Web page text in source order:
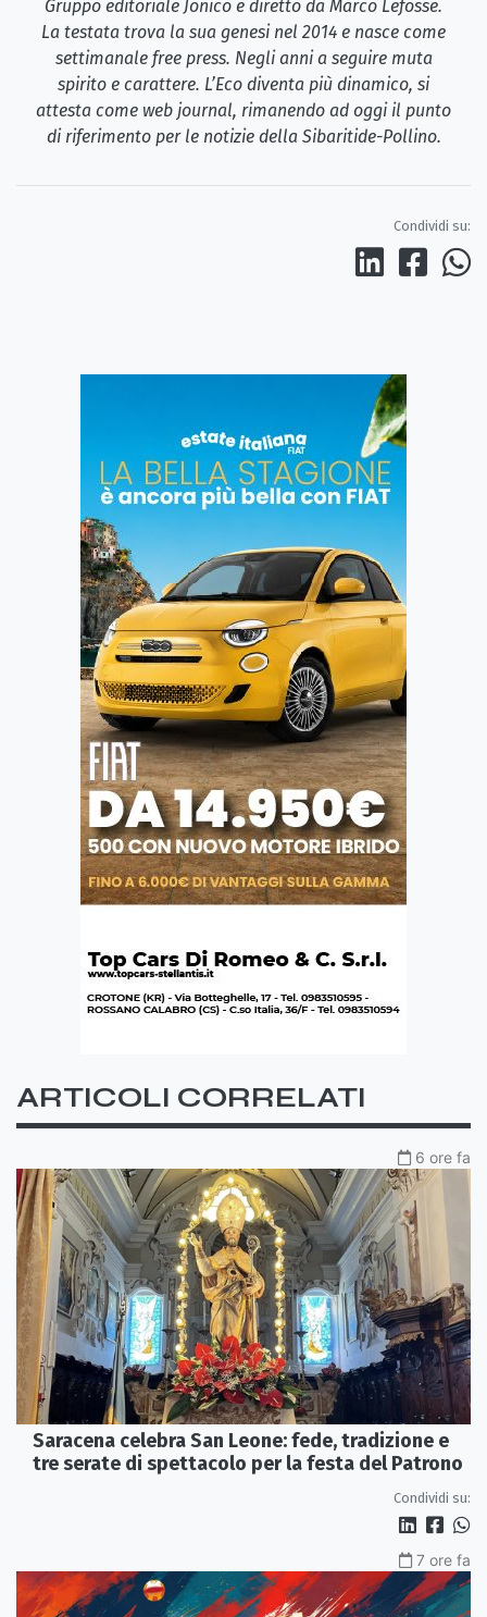
Gruppo editoriale Jonico e diretto da Marco Lefosse.
La testata trova la sua genesi nel 2014 e nasce come
settimanale free press. Negli anni a seguire muta
spirito e carattere. L’Eco diventa più dinamico, si
attesta come web journal, rimanendo ad oggi il punto
di riferimento per le notizie della Sibaritide-Pollino.
Condividi su:
ARTICOLI CORRELATI
6 ore fa
Saracena celebra San Leone: fede, tradizione e
tre serate di spettacolo per la festa del Patrono
Condividi su:
7 ore fa